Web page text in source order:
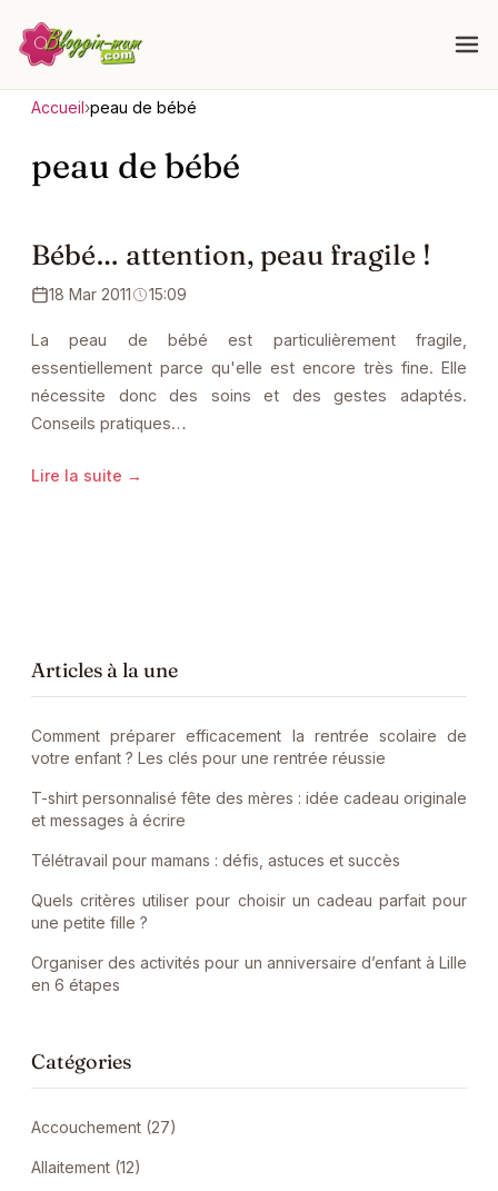
Accueil›peau de bébé
peau de bébé
Bébé… attention, peau fragile !
18 Mar 2011 15:09
La peau de bébé est particulièrement fragile,
essentiellement parce qu'elle est encore très fine. Elle
nécessite donc des soins et des gestes adaptés.
Conseils pratiques…
Lire la suite →
Articles à la une
Comment préparer efficacement la rentrée scolaire de
votre enfant ? Les clés pour une rentrée réussie
T-shirt personnalisé fête des mères : idée cadeau originale
et messages à écrire
Télétravail pour mamans : défis, astuces et succès
Quels critères utiliser pour choisir un cadeau parfait pour
une petite fille ?
Organiser des activités pour un anniversaire d’enfant à Lille
en 6 étapes
Catégories
Accouchement (27)
Allaitement (12)